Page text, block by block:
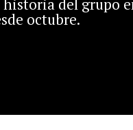
del grupo
octubre.